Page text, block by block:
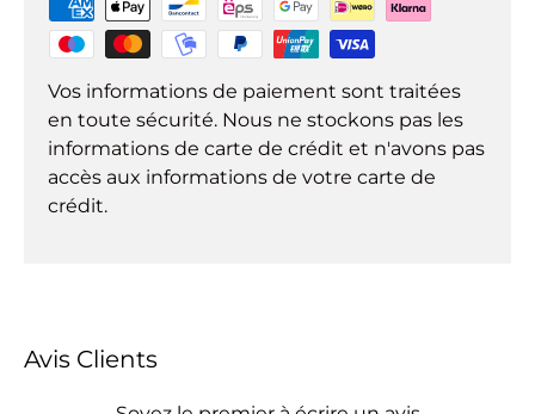
Vos informations de paiement sont traitées
en toute sécurité. Nous ne stockons pas les
informations de carte de crédit et n'avons pas
accès aux informations de votre carte de
crédit.
Avis Clients